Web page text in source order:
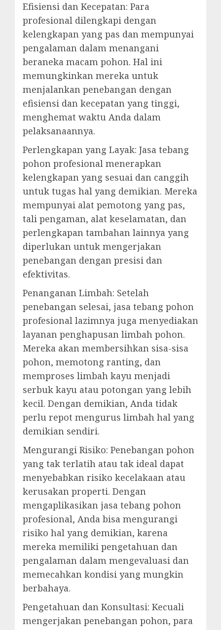
Efisiensi dan Kecepatan: Para
profesional dilengkapi dengan
kelengkapan yang pas dan mempunyai
pengalaman dalam menangani
beraneka macam pohon. Hal ini
memungkinkan mereka untuk
menjalankan penebangan dengan
efisiensi dan kecepatan yang tinggi,
menghemat waktu Anda dalam
pelaksanaannya.
Perlengkapan yang Layak: Jasa tebang
pohon profesional menerapkan
kelengkapan yang sesuai dan canggih
untuk tugas hal yang demikian. Mereka
mempunyai alat pemotong yang pas,
tali pengaman, alat keselamatan, dan
perlengkapan tambahan lainnya yang
diperlukan untuk mengerjakan
penebangan dengan presisi dan
efektivitas.
Penanganan Limbah: Setelah
penebangan selesai, jasa tebang pohon
profesional lazimnya juga menyediakan
layanan penghapusan limbah pohon.
Mereka akan membersihkan sisa-sisa
pohon, memotong ranting, dan
memproses limbah kayu menjadi
serbuk kayu atau potongan yang lebih
kecil. Dengan demikian, Anda tidak
perlu repot mengurus limbah hal yang
demikian sendiri.
Mengurangi Risiko: Penebangan pohon
yang tak terlatih atau tak ideal dapat
menyebabkan risiko kecelakaan atau
kerusakan properti. Dengan
mengaplikasikan jasa tebang pohon
profesional, Anda bisa mengurangi
risiko hal yang demikian, karena
mereka memiliki pengetahuan dan
pengalaman dalam mengevaluasi dan
memecahkan kondisi yang mungkin
berbahaya.
Pengetahuan dan Konsultasi: Kecuali
mengerjakan penebangan pohon, para